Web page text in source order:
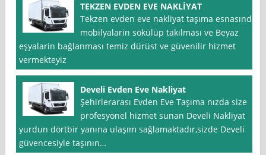
TEKZEN EVDEN EVE NAKLİYAT
Tekzen evden eve nakliyat taşıma esnasında
mobilyalarin sökülüp takılması ve Beyaz
eşyalarin bağlanması temiz dürüst ve güvenilir hizmet
vermekteyiz
Develi Evden Eve Nakliyat
Şehirlerarası Evden Eve Taşıma nızda size
pröfesyonel hizmet sunan Develi Nakliyat
yurdun dörtbir yanına ulaşım sağlamaktadır,sizde Develi
güvencesiyle taşının…